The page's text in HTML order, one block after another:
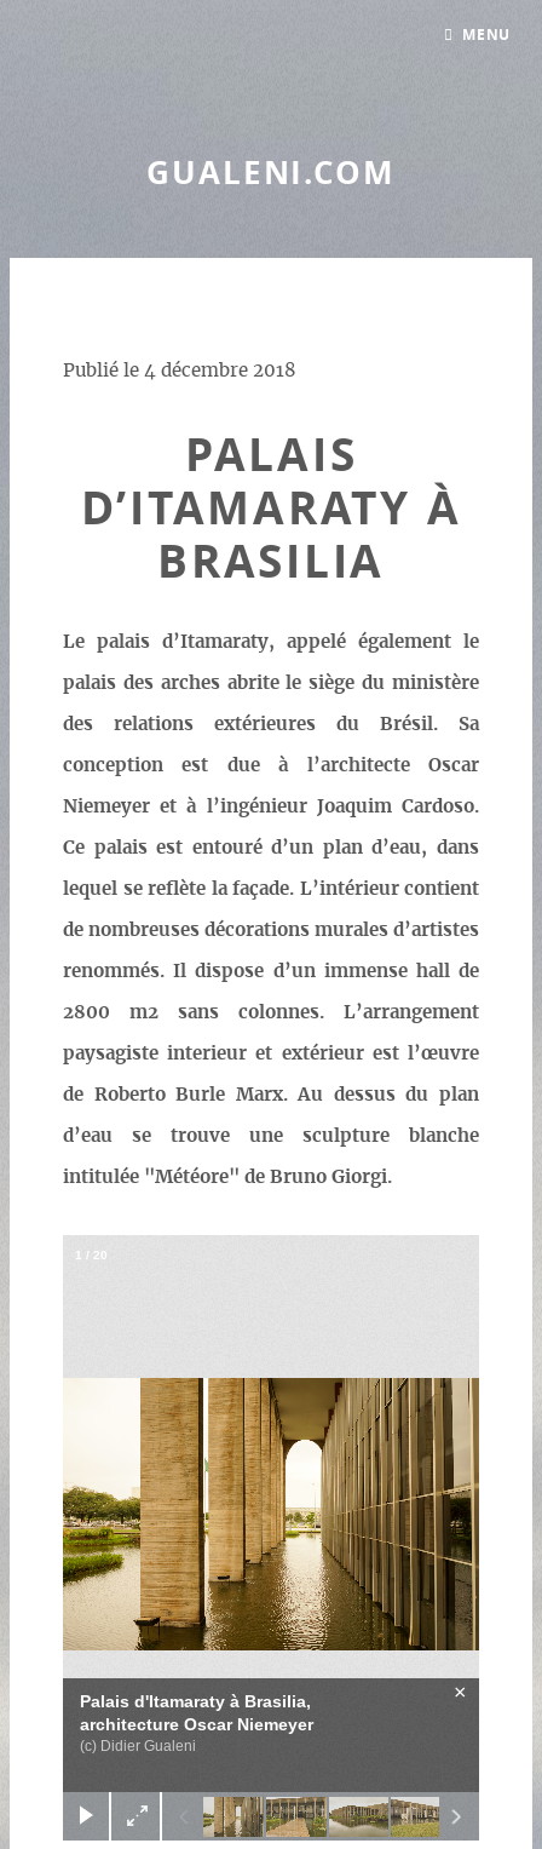
GUALENI.COM
Publié le 4 décembre 2018
PALAIS
D’ITAMARATY À
BRASILIA
Le palais d’Itamaraty, appelé également le
palais des arches abrite le siège du ministère
des relations extérieures du Brésil. Sa
conception est due à l’architecte Oscar
Niemeyer et à l’ingénieur Joaquim Cardoso.
Ce palais est entouré d’un plan d’eau, dans
lequel se reflète la façade. L’intérieur contient
de nombreuses décorations murales d’artistes
renommés. Il dispose d’un immense hall de
2800 m2 sans colonnes. L’arrangement
paysagiste interieur et extérieur est l’œuvre
de Roberto Burle Marx. Au dessus du plan
d’eau se trouve une sculpture blanche
intitulée "Météore" de Bruno Giorgi.
Palais d'Itamaraty à Brasilia,
architecture Oscar Niemeyer
(c) Didier Gualeni
×
1 / 20
MENU